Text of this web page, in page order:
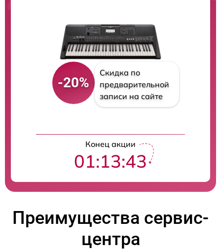
-20%
Скидка по
предварительной
записи на сайте
Конец акции
01:13:42
Преимущества сервис-
центра